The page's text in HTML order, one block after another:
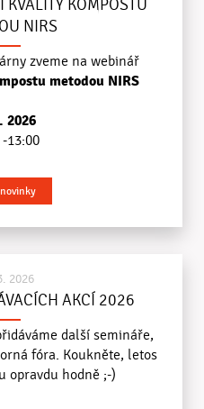
KOMPOSTU
NIRS
zveme na webinář
metodou NIRS
2026
13:00
2026
AKCÍ 2026
další semináře,
fóra. Koukněte, letos
opravdu hodně ;-)